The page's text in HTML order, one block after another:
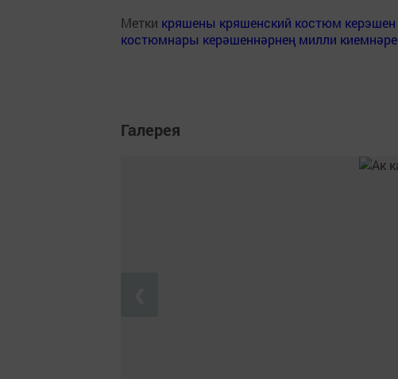
Метки кряшены кряшенский костюм керэшен
костюмнары керәшеннәрнең милли киемнәре
Галерея